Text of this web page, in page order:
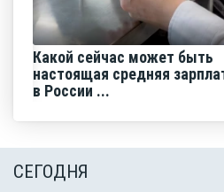
Какой сейчас может быть
настоящая средняя
в России ...
СЕГОДНЯ